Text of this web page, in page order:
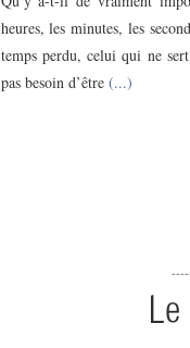
heures, les minutes, les
temps perdu, celui qui ne
pas besoin d’être (...)